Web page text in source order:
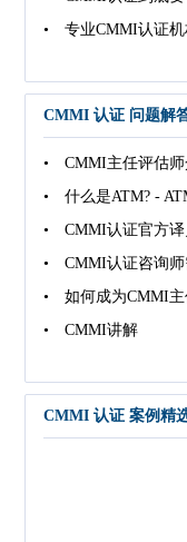
• 专业CMMI认证机
CMMI 认证 问题解
• CMMI主任评估师
• 什么是ATM? -
• CMMI认证官方译
• CMMI认证咨询师
• CMMI讲解
CMMI 认证 案例精